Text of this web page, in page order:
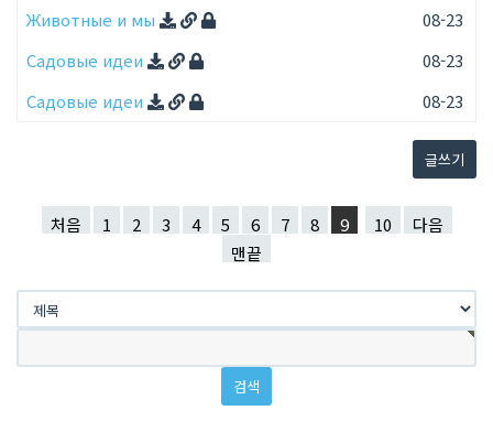
Животные и мы
08-23
Садовые идеи
08-23
Садовые идеи
08-23
글쓰기
처음 1 2 3 4 5 6 7 8 9 10
다음
맨끝